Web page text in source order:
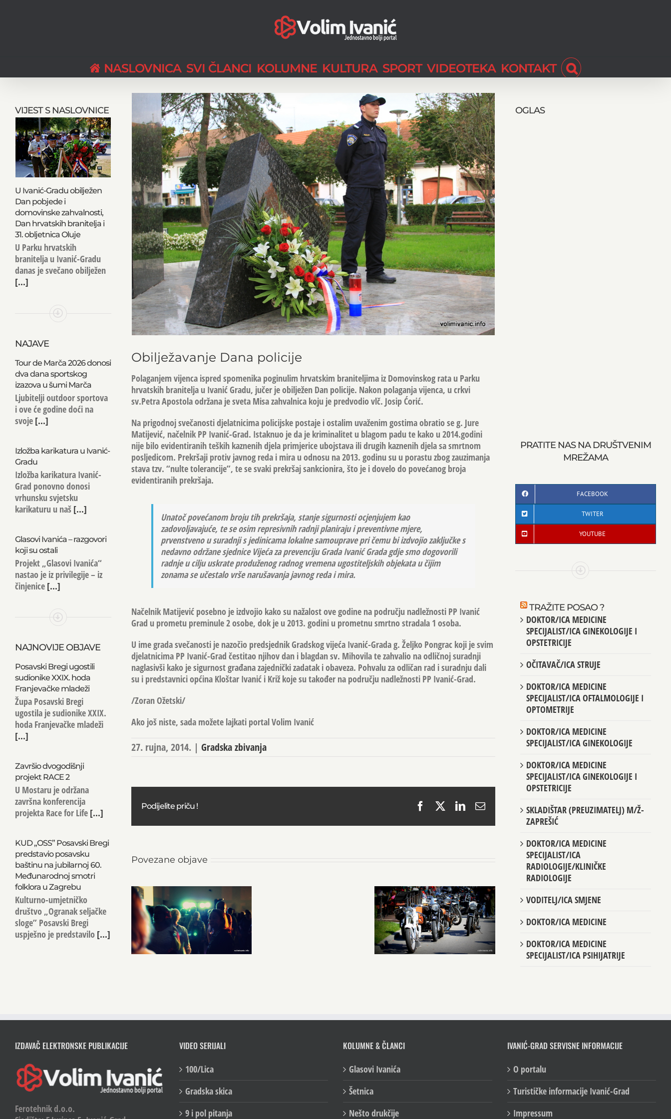
NASLOVNICA SVI ČLANCI KOLUMNE KULTURA SPORT VIDEOTEKA KONTAKT
Image
Obilježavanje Dana policije
Polaganjem vijenca ispred spomenika poginulim hrvatskim braniteljima iz Domovinskog rata u Parku
hrvatskih branitelja u Ivanić Gradu, jučer je obilježen Dan policije. Nakon polaganja vijenca, u crkvi
sv.Petra Apostola održana je sveta Misa zahvalnica koju je predvodio vlč. Josip Ćorić.
Na prigodnoj svečanosti djelatnicima policijske postaje i ostalim uvaženim gostima obratio se g. Jure
Matijević, načelnik PP Ivanić-Grad. Istaknuo je da je kriminalitet u blagom padu te kako u 2014.godini
nije bilo evidentiranih teških kaznenih djela primjerice ubojstava ili drugih kaznenih djela sa smrtnom
posljedicom. Prekršaji protiv javnog reda i mira u odnosu na 2013. godinu su u porastu zbog zauzimanja
stava tzv. “nulte tolerancije”, te se svaki prekršaj sankcionira, što je i dovelo do povećanog broja
evidentiranih prekršaja.
Unatoč povećanom broju tih prekršaja, stanje sigurnosti ocjenjujem kao
zadovoljavajuće, te se osim represivnih radnji planiraju i preventivne mjere,
prvenstveno u suradnji s jedinicama lokalne samouprave pri čemu bi izdvojio zaključke s
nedavno održane sjednice Vijeća za prevenciju Grada Ivanić Grada gdje smo dogovorili
radnje u cilju uskrate produženog radnog vremena ugostiteljskih objekata u čijim
zonama se učestalo vrše narušavanja javnog reda i mira.
Načelnik Matijević posebno je izdvojio kako su nažalost ove godine na području nadležnosti PP Ivanić
Grad u prometu preminule 2 osobe, dok je u 2013. godini u prometnu smrtno stradala 1 osoba.
U ime grada svečanosti je nazočio predsjednik Gradskog vijeća Ivanić-Grada g. Željko Pongrackoji je svim
djelatnicima PP Ivanić-Grad čestitao njihov dan i blagdan sv. Mihovila te zahvalio na odličnoj suradnji
naglasivši kako je sigurnost građana zajednički zadatak i obaveza. Pohvalu za odličan rad i suradnju dali
su i predstavnici općina Kloštar Ivanić i Križ koje su također na području nadležnosti PP Ivanić-Grad.
/Zoran Ožetski/
Ako još niste, sada možete lajkati portal Volim Ivanić
27. rujna, 2014. | Gradska zbivanja
Podijelite priču ! Facebook
X LinkedIn
Email
Povezane objave
VIJEST S NASLOVNICE
U Ivanić-Gradu obilježen
Dan pobjede i
domovinske zahvalnosti,
Dan hrvatskih branitelja i
31. obljetnica Oluje
U Parku hrvatskih
branitelja u Ivanić-Gradu
danas je svečano obilježen
[...]
NAJAVE
Tour de Marča 2026 donosi
dva dana sportskog
izazova u šumi Marča
Ljubitelji outdoor sportova
i ove će godine doći na
svoje[...]
Izložba karikatura u Ivanić-
Gradu
Izložba karikatura Ivanić-
Grad ponovno donosi
vrhunsku svjetsku
karikaturu u naš[...]
Glasovi Ivanića – razgovori
koji su ostali
Projekt „Glasovi Ivanića“
nastao je iz privilegije – iz
činjenice[...]
NAJNOVIJE OBJAVE
Posavski Bregi ugostili
sudionike XXIX. hoda
Franjevačke mladeži
Župa Posavski Bregi
ugostila je sudionike XXIX.
hoda Franjevačke mladeži
[...]
Završio dvogodišnji
projekt RACE 2
U Mostaru je održana
završna konferencija
projekta Race for Life[...]
KUD „OSS” Posavski Bregi
predstavio posavsku
baštinu na jubilarnoj 60.
Međunarodnoj smotri
folklora u Zagrebu
Kulturno-umjetničko
društvo „Ogranak seljačke
sloge” Posavski Bregi
uspješno je predstavilo[...]
OGLAS
PRATITE NAS NA DRUŠTVENIM
MREŽAMA
FACEBOOK
TWITER
YOUTUBE
TRAŽITE POSAO ?
DOKTOR/ICA MEDICINE
SPECIJALIST/ICA GINEKOLOGIJE I
OPSTETRICIJE
OČITAVAČ/ICA STRUJE
DOKTOR/ICA MEDICINE
SPECIJALIST/ICA OFTALMOLOGIJE I
OPTOMETRIJE
DOKTOR/ICA MEDICINE
SPECIJALIST/ICA GINEKOLOGIJE
DOKTOR/ICA MEDICINE
SPECIJALIST/ICA GINEKOLOGIJE I
OPSTETRICIJE
SKLADIŠTAR (PREUZIMATELJ) M/Ž-
ZAPREŠIĆ
DOKTOR/ICA MEDICINE
SPECIJALIST/ICA
RADIOLOGIJE/KLINIČKE
RADIOLOGIJE
VODITELJ/ICA SMJENE
DOKTOR/ICA MEDICINE
DOKTOR/ICA MEDICINE
SPECIJALIST/ICA PSIHIJATRIJE
IZDAVAČ ELEKTRONSKE PUBLIKACIJE
Ferotehnik d.o.o.
VIDEO SERIJALI
100/Lica
Gradska skica
9 i pol pitanja
KOLUMNE & ČLANCI
Glasovi Ivanića
Šetnica
Nešto drukčije
IVANIĆ-GRAD SERVISNE INFORMACIJE
O portalu
Turističke informacije Ivanić-Grad
Impressum